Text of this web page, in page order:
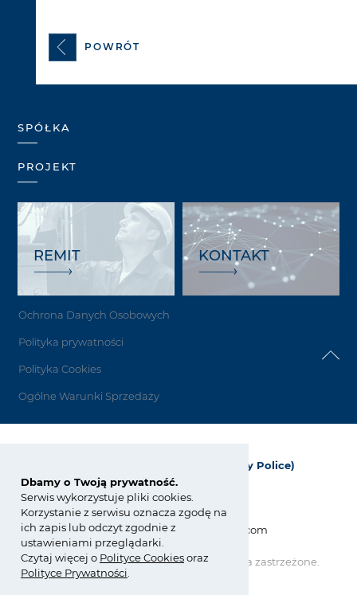
Dbamy o Twoją prywatność.
Serwis wykorzystuje pliki cookies.
Korzystanie z serwisu oznacza zgodę na
ich zapis lub odczyt zgodnie z
ustawieniami przeglądarki.
Czytaj więcej o PolityceCookiesoraz
Polityce Prywatności
POWRÓT
SPÓŁKA
PROJEKT
REMIT KONTAKT
Ochrona Danych Osobowych
Polityka prywatności
Polityka Cookies
Ogólne Warunki Sprzedaży
Grupa Azoty Polyolefins (Polimery Police)
ul. Kuźnicka 1
72-010 Police; Polska
info_polyolefins@grupaazoty.com
Copyright © Grupa Azoty. Wszelkie prawa zastrzeżone.